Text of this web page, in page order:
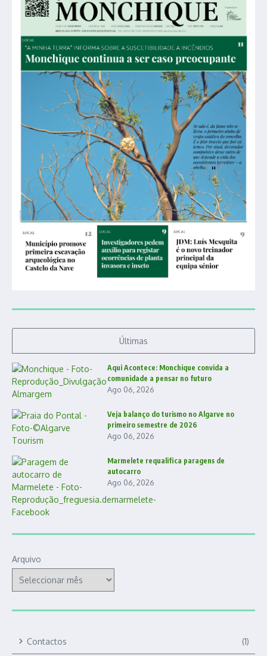
Últimas
Aqui Acontece: Monchique convida a
comunidade a pensar no futuro
Ago 06, 2026
Veja balanço do turismo no Algarve no
primeiro semestre de 2026
Ago 06, 2026
Marmelete requalifica paragens de
autocarro
Ago 06, 2026
Arquivo
Contactos (1)